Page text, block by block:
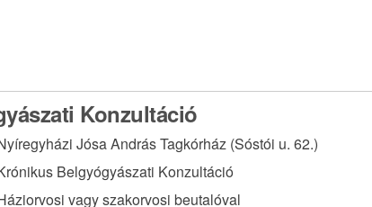
Konzultáció
Jósa András Tagkórház (Sóstói u. 62.)
Belgyógyászati Konzultáció
vagy szakorvosi beutalóval